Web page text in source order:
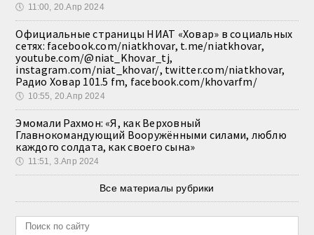
🕔 11:00, 20.Апр 2024
Официальные страницы НИАТ «Ховар» в социальных
сетях: facebook.com/niatkhovar, t.me/niatkhovar,
youtube.com/@niat_Khovar_tj,
instagram.com/niat_khovar/, twitter.com/niatkhovar,
Радио Ховар 101.5 fm, facebook.com/khovarfm/
🕔 10:55, 20.Апр 2024
Эмомали Рахмон: «Я, как Верховный
Главнокомандующий Вооружёнными силами, люблю
каждого солдата, как своего сына»
🕔 11:51, 3.Апр 2024
Все материалы рубрики